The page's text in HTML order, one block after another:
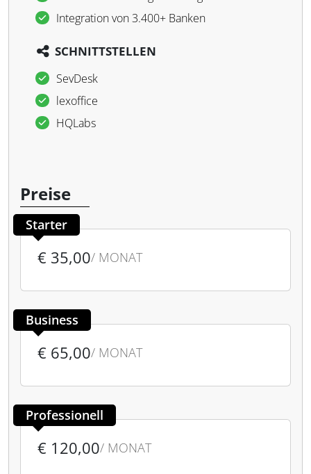
Integration von 3.400+ Banken
SCHNITTSTELLEN
SevDesk
lexoffice
HQLabs
Preise
Starter
€ 35,00/ MONAT
Business
€ 65,00/ MONAT
Professionell
€ 120,00/ MONAT